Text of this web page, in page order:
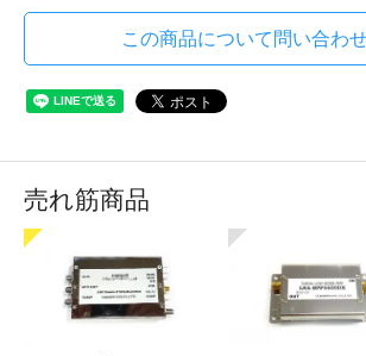
この商品について問い合わ
売れ筋商品